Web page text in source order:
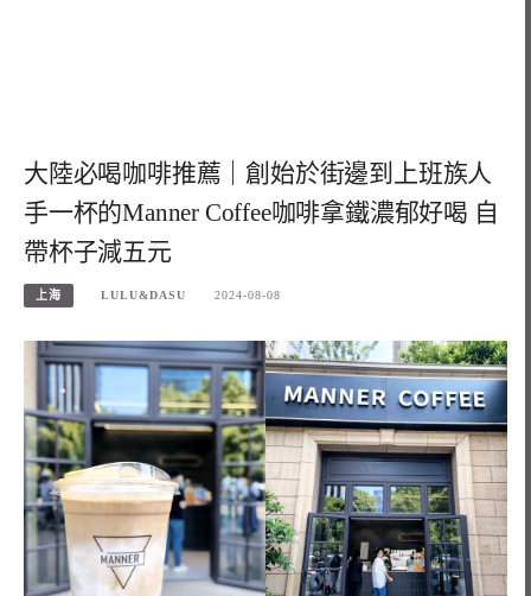
大陸必喝咖啡推薦｜創始於街邊到上班族人
手一杯的Manner Coffee咖啡拿鐵濃郁好喝 自
帶杯子減五元
上海 LULU&DASU 2024-08-08